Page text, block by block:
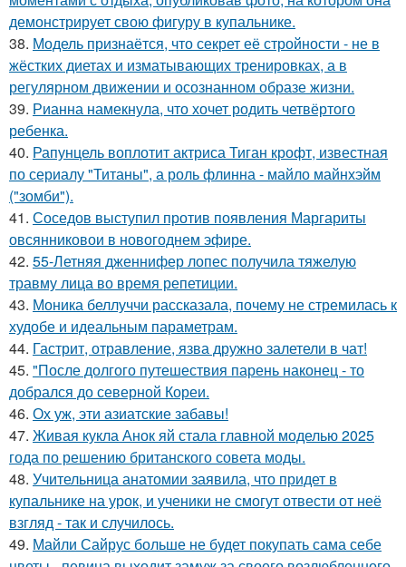
демонстрирует свою фигуру в купальнике.
38. Модель признаётся, что секрет её стройности - не в
жёстких диетах и изматывающих тренировках, а в
регулярном движении и осознанном образе жизни.
39. Рианна намекнула, что хочет родить четвёртого
ребенка.
40. Рапунцель воплотит актриса Тиган крофт, известная
по сериалу "Титаны", а роль флинна - майло майнхэйм
("зомби").
41. Соседов выступил против появления Маргариты
овсянниковои в новогоднем эфире.
42. 55-Летняя дженнифер лопес получила тяжелую
травму лица во время репетиции.
43. Моника беллуччи рассказала, почему не стремилась к
худобе и идеальным параметрам.
44. Гастрит, отравление, язва дружно залетели в чат!
45. "После долгого путешествия парень наконец - то
добрался до северной Кореи.
46. Ох уж, эти азиатские забавы!
47. Живая кукла Анок яй стала главной моделью 2025
года по решению британского совета моды.
48. Учительница анатомии заявила, что придет в
купальнике на урок, и ученики не смогут отвести от неё
взгляд - так и случилось.
49. Майли Сайрус больше не будет покупать сама себе